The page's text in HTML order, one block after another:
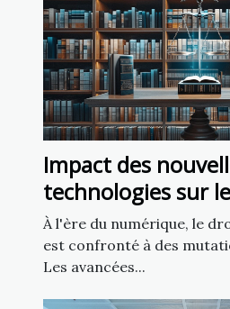
Impact des
technologies sur
contrats
À l'ère du numérique, le
est confronté à des
Les avancées...